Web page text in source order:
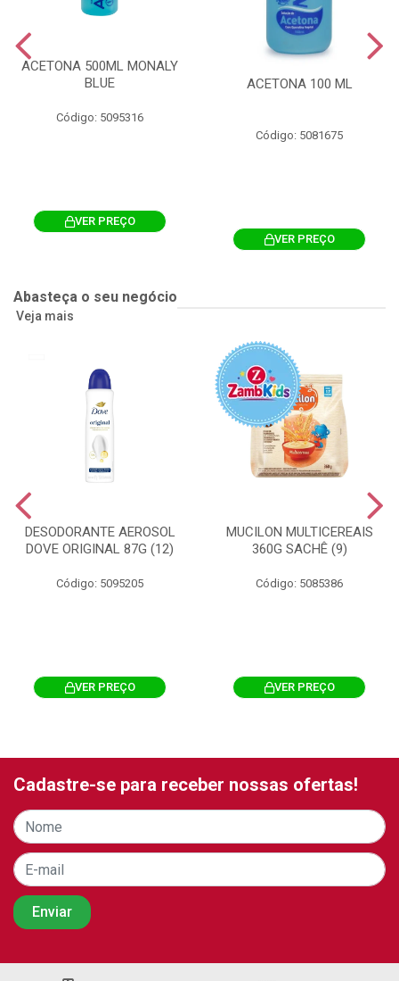
ACETONA 500ML MONALY
BLUE
Código: 5095316
VER PREÇO
ACETONA 100 ML
Código: 5081675
VER PREÇO
Abasteça o seu negócio
Veja mais
DESODORANTE AEROSOL
DOVE ORIGINAL 87G (12)
Código: 5095205
VER PREÇO
MUCILON MULTICEREAIS
360G SACHÊ (9)
Código: 5085386
VER PREÇO
Cadastre-se para receber nossas ofertas!